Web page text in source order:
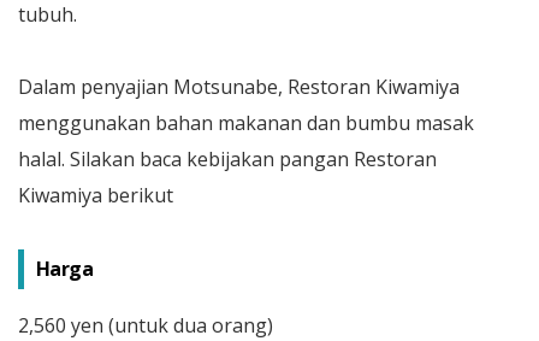
tubuh.
Dalam penyajian Motsunabe, Restoran Kiwamiya
menggunakan bahan makanan dan bumbu masak
halal. Silakan baca kebijakan pangan Restoran
Kiwamiya berikut
Harga
2,560 yen (untuk dua orang)